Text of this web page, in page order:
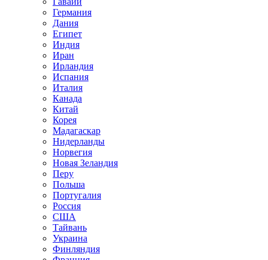
Германия
Дания
Египет
Индия
Иран
Ирландия
Испания
Италия
Канада
Китай
Корея
Мадагаскар
Нидерланды
Норвегия
Новая Зеландия
Перу
Польша
Португалия
Россия
США
Тайвань
Украина
Финляндия